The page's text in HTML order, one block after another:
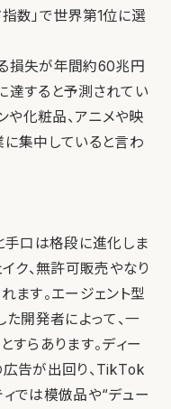
数」で世界第1位に選
損失が年間約60兆円
達すると予測されてい
や化粧品、アニメや映
に集中していると言わ
手口は格段に進化しま
イク、無許可販売やなり
ます。エージェント型
開発者によって、一
すらあります。ディー
広告が出回り、TikTok
ィでは模倣品や“デュー